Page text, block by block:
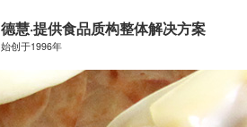
德慧·提供食品质构整体解决方案
始创于1996年